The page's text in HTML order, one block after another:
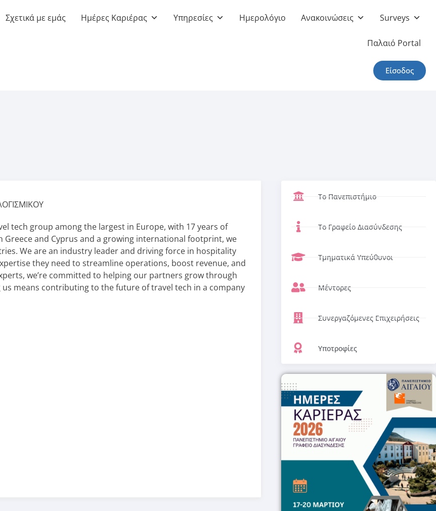
Σχετικά με εμάς Ημέρες Καριέρας Υπηρεσίες Ημερολόγιο Ανακοινώσεις Surveys
Παλαιό Portal
Είσοδος
tech group among the largest in Europe, with 17 years of
and Cyprus and a growing international footprint, we
We are an industry leader and driving force in hospitality
they need to streamline operations, boost revenue, and
we’re committed to helping our partners grow through
means contributing to the future of travel tech in a company
Το Πανεπιστήμιο
Το Γραφείο Διασύνδεσης
Τμηματικά Υπεύθυνοι
Μέντορες
Συνεργαζόμενες Επιχειρήσεις
Υποτροφίες